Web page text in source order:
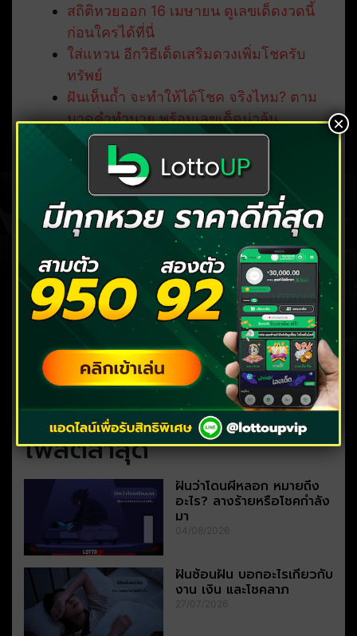
สถิติหวยออก 16 เมษายน ดูเลขเด็ดงวดนี้
ก่อนใครได้ที่นี่
ใส่แหวน อีกวิธีเด็ดเสริมดวงเพิ่มโชครับ
ทรัพย์
ฝันเห็นถ้ำ จะทำให้ได้โชค จริงไหม? ตาม
มาดูคำทำนาย พร้อมเลขเด็ดน่าลุ้น
ฝันเห็นดอกไม้สวยงาม มีคำทำนายว่าอะไร
พร้อมดูเลขมงคลพารับโชค
พระแม่อุมาเทวี เทวีแห่งอำนาจ วาสนา
บารมี ประทานพรให้โชคลาภ
คลิก แทงหวย บาทละ 90/900
( มีทุกหวย ตลอด 24 ชั่วโมง )
โพสต์ล่าสุด
ฝันว่าโดนผีหลอก หมายถึง
อะไร? ลางร้ายหรือโชคกำลัง
มา
04/08/2026
ฝันซ้อนฝัน บอกอะไรเกี่ยวกับ
งาน เงิน และโชคลาภ
27/07/2026
×